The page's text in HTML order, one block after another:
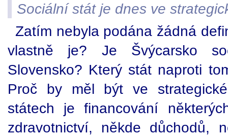
Sociální stát je dnes ve
Zatím nebyla podána žádná
vlastně je? Je Švýcarsko
Slovensko? Který stát naproti
Proč by měl být ve
státech je financování
zdravotnictví, někde důchodů,